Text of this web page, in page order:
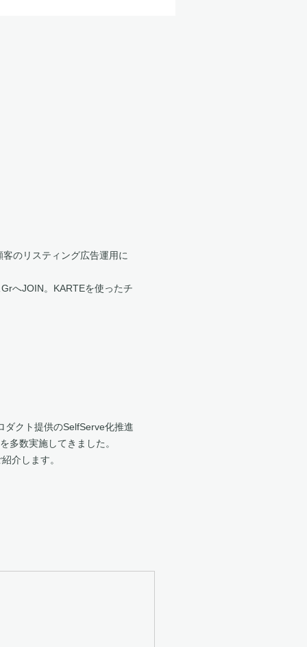
のリスティング広告運用に
へJOIN。KARTEを使ったチ
ダクト提供のSelfServe化推進
多数実施してきました。
介します。